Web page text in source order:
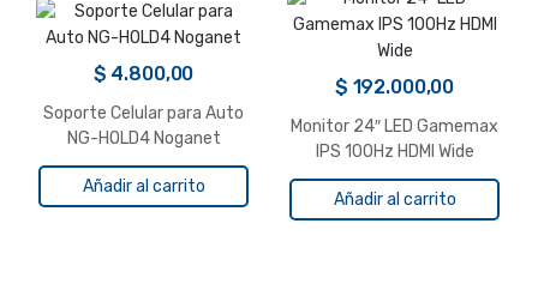
$ 4.800,00
Soporte Celular para Auto
NG-HOLD4 Noganet
Añadir al carrito
$ 192.000,00
Monitor 24″ LED Gamemax
IPS 100Hz HDMI Wide
Añadir al carrito